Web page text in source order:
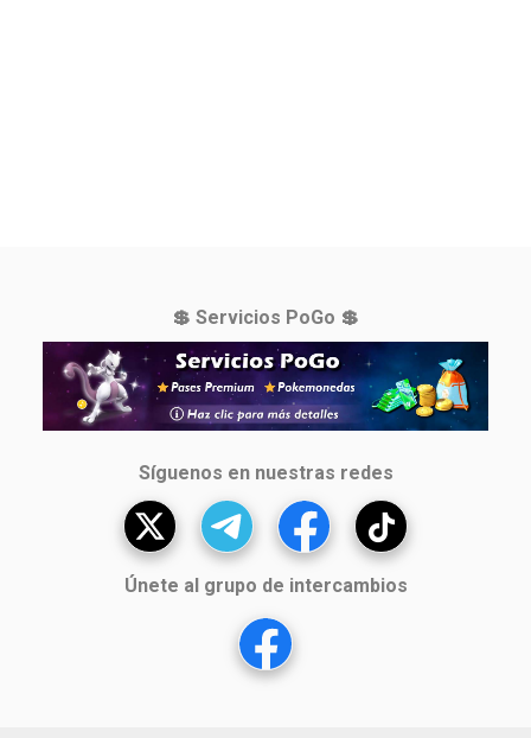
💲 Servicios PoGo 💲
Síguenos en nuestras redes
Únete al grupo de intercambios